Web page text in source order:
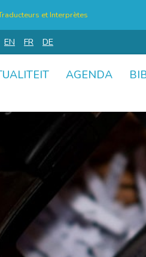
et Interprètes
EN FR DE
AGENDA